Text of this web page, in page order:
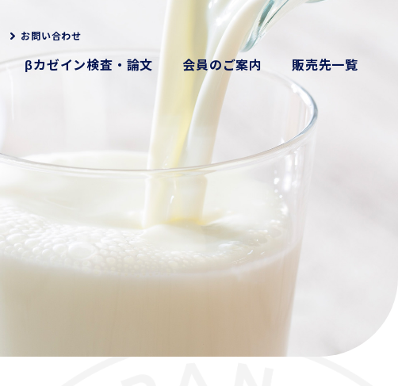
お問い合わせ
βカゼイン検査・論文 会員のご案内 販売先一覧